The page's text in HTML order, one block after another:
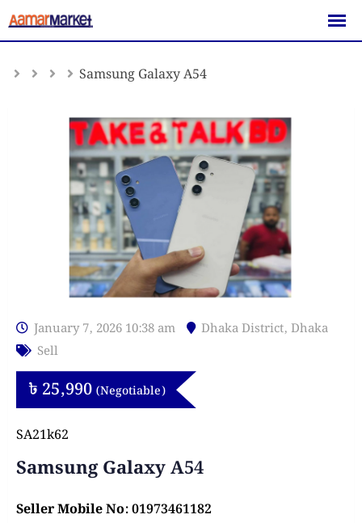
Skip
to
Samsung Galaxy A54
January 7, 2026 10:38 am Dhaka District, Dhaka
Sell
৳ 25,990 (Negotiable)
SA21k62
Samsung Galaxy A54
Seller Mobile No: 01973461182